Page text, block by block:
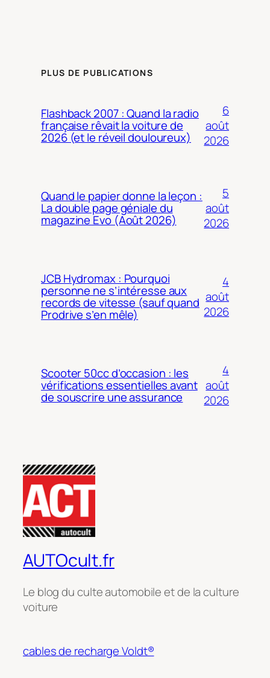
PLUS DE PUBLICATIONS
Flashback 2007 : Quand la radio
française rêvait la voiture de
2026 (et le réveil douloureux)
6
août
2026
Quand le papier donne la leçon :
La double page géniale du
magazine Evo (Août 2026)
5
août
2026
JCB Hydromax : Pourquoi
personne ne s’intéresse aux
records de vitesse (sauf quand
Prodrive s’en mêle)
4
août
2026
Scooter 50cc d’occasion : les
vérifications essentielles avant
de souscrire une assurance
4
août
2026
AUTOcult.fr
Le blog du culte automobile et de la culture
voiture
cables de recharge Voldt®